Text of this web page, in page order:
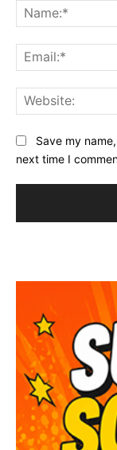
Save my
next time I